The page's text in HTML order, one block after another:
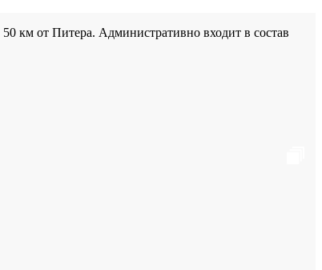
км от Питера. Административно входит в состав